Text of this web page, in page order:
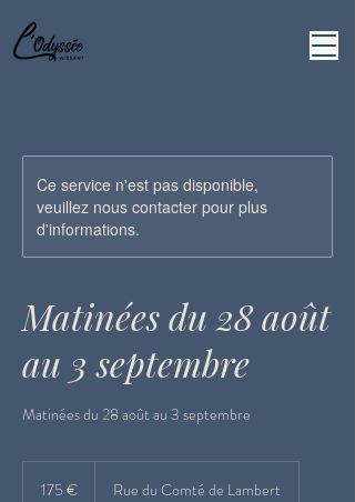
Ce service n'est pas disponible,
veuillez nous contacter pour plus
d'informations.
Matinées du 28 août
au 3 septembre
Matinées du 28 août au 3 septembre
175 € Rue du Comté de Lambert